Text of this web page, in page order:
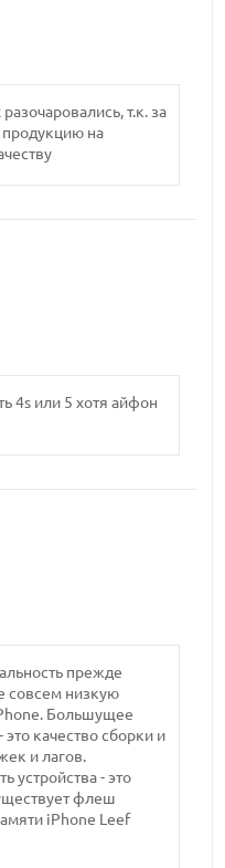
т.к. за
на
4s или 5 хотя айфон
прежде
совсем низкую
Большущее
это качество сборки и
и лагов.
устройства - это
флеш
iPhone Leef